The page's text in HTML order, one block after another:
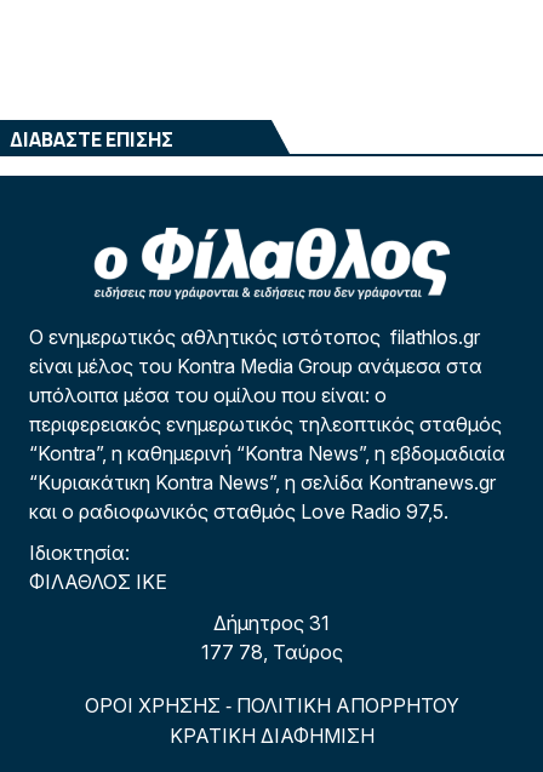
ΔΙΑΒΑΣΤΕ ΕΠΙΣΗΣ
Ο ενημερωτικός αθλητικός ιστότοπος filathlos.gr
είναι μέλος του Kontra Media Group ανάμεσα στα
υπόλοιπα μέσα του ομίλου που είναι: ο
περιφερειακός ενημερωτικός τηλεοπτικός σταθμός
“Kontra”, η καθημερινή “Kontra News”, η εβδομαδιαία
“Κυριακάτικη Kontra News”, η σελίδα Kontranews.gr
και ο ραδιοφωνικός σταθμός Love Radio 97,5.
Ιδιοκτησία:
ΦΙΛΑΘΛΟΣ ΙΚΕ
Δήμητρος 31
177 78, Ταύρος
ΟΡΟΙ ΧΡΗΣΗΣ - ΠΟΛΙΤΙΚΗ ΑΠΟΡΡΗΤΟΥ
ΚΡΑΤΙΚΗ ΔΙΑΦΗΜΙΣΗ